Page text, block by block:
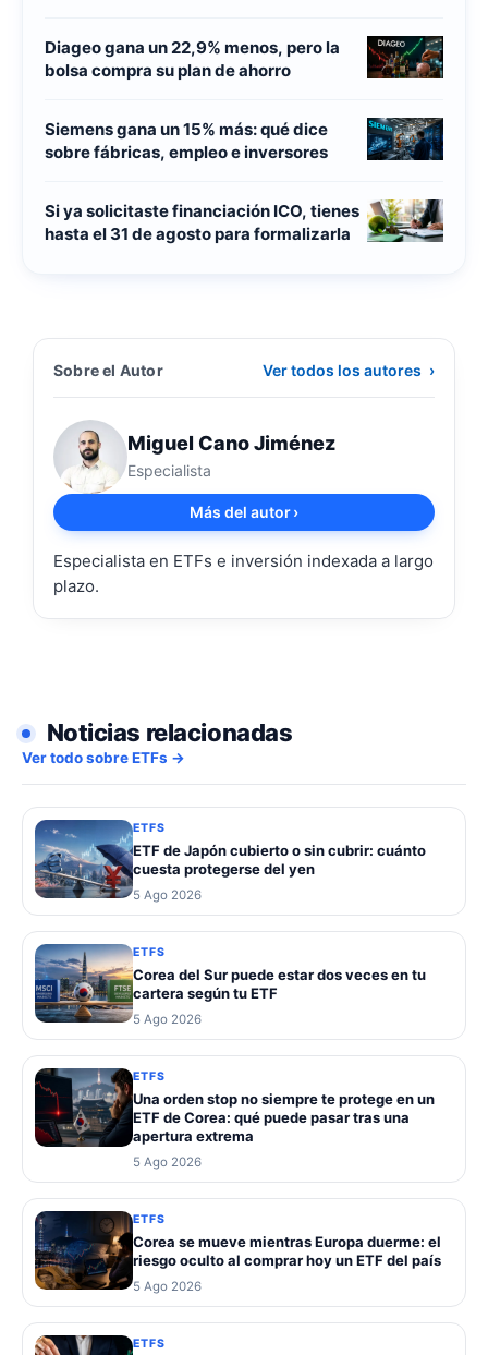
Diageo gana un 22,9% menos, pero la
bolsa compra su plan de ahorro
Siemens gana un 15% más: qué dice
sobre fábricas, empleo e inversores
Si ya solicitaste financiación ICO, tienes
hasta el 31 de agosto para formalizarla
Sobre el Autor Ver todos los autores ›
Miguel Cano Jiménez
Especialista
Más del autor›
Especialista en ETFs e inversión indexada a largo
plazo.
Noticias relacionadas
Ver todo sobre ETFs →
ETFS
ETF de Japón cubierto o sin cubrir: cuánto
cuesta protegerse del yen
5 Ago 2026
ETFS
Corea del Sur puede estar dos veces en tu
cartera según tu ETF
5 Ago 2026
ETFS
Una orden stop no siempre te protege en un
ETF de Corea: qué puede pasar tras una
apertura extrema
5 Ago 2026
ETFS
Corea se mueve mientras Europa duerme: el
riesgo oculto al comprar hoy un ETF del país
5 Ago 2026
ETFS